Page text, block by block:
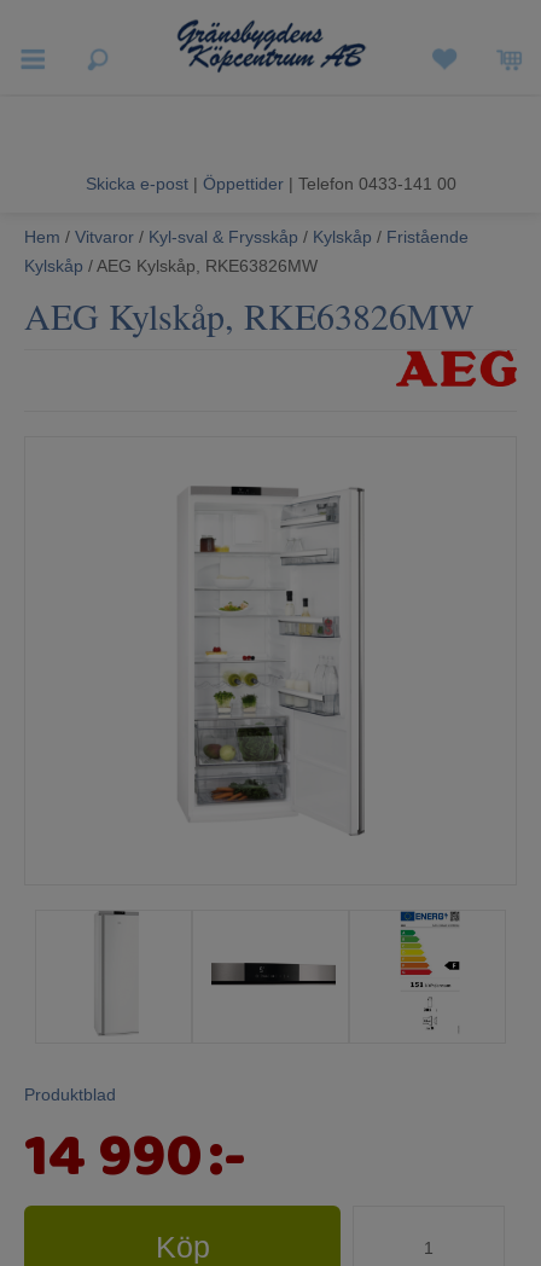
Sommarrea
Vitvaror
Skicka e-post | Öppettider| Telefon 0433-141 00
Hem / Vitvaror / Kyl-sval & Frysskåp / Kylskåp / Fristående
Kylskåp / AEG Kylskåp, RKE63826MW
AEG Kylskåp, RKE63826MW
Produktblad
14 990:-
Köp